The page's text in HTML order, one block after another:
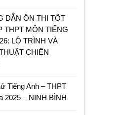
DẪN ÔN THI TỐT
THPT MÔN TIẾNG
LỘ TRÌNH VÀ
CHIẾN
Tiếng Anh – THPT
2025 – NINH BÌNH